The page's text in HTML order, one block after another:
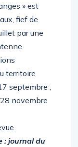
» est
fief de
par une
territoire
septembre ;
novembre
: journal du